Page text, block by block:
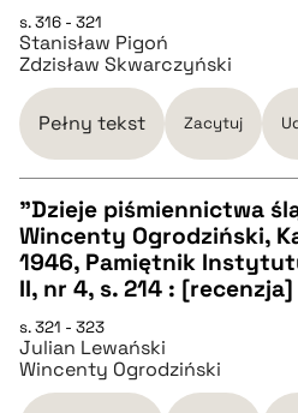
pobierz cytat
BIBTEX
s. 316 - 321
Stanisław Pigoń
Zdzisław Skwarczyński
Pełny tekst Zacytuj
CZYSTY TEKST
pobierz cytat
BIBTEX
"Dzieje piśmiennictwa
Wincenty Ogrodziński,
1946, Pamiętnik
II, nr 4, s. 214 : [recenzja]
s. 321 - 323
Julian Lewański
Wincenty Ogrodziński